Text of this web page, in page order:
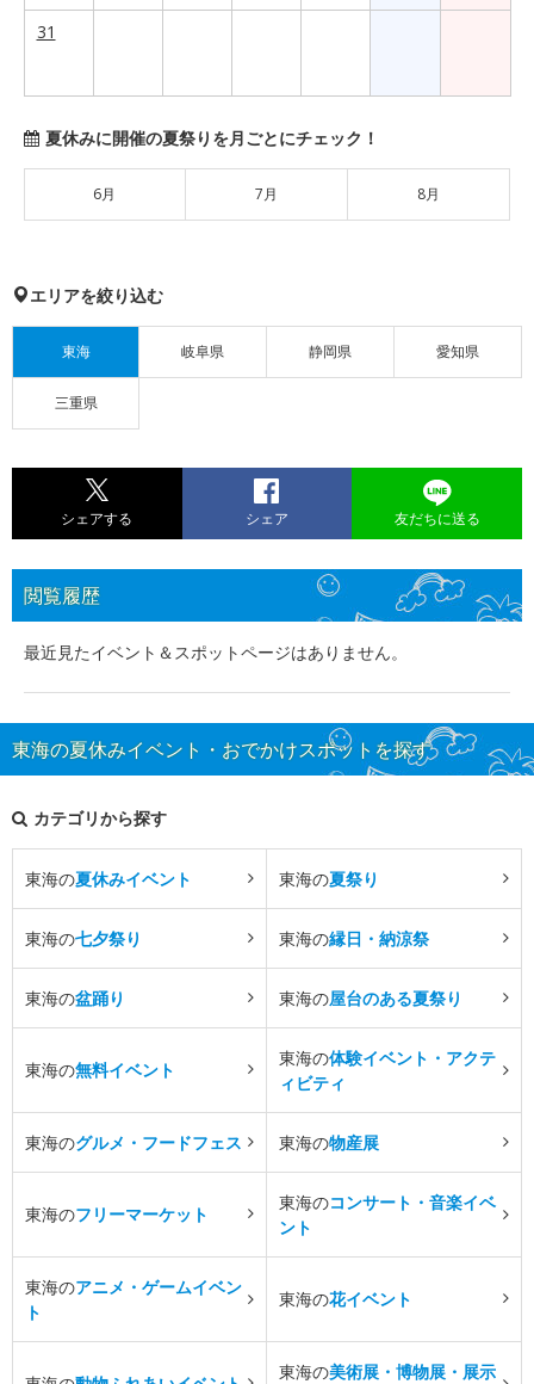
31
夏休みに開催の夏祭りを月ごとにチェック！
6月 7月 8月
エリアを絞り込む
東海 岐阜県 静岡県 愛知県
三重県
シェアする シェア 友だちに送る
閲覧履歴
最近見たイベント＆スポットページはありません。
東海の夏休みイベント・おでかけスポットを探す
カテゴリから探す
東海の夏休みイベント 東海の夏祭り
東海の七夕祭り 東海の縁日・納涼祭
東海の盆踊り 東海の屋台のある夏祭り
東海の無料イベント
東海の体験イベント・アクテ
ィビティ
東海のグルメ・フードフェス 東海の物産展
東海のフリーマーケット
東海のコンサート・音楽イベ
ント
東海のアニメ・ゲームイベン
ト
東海の花イベント
東海の美術展・博物展・展示